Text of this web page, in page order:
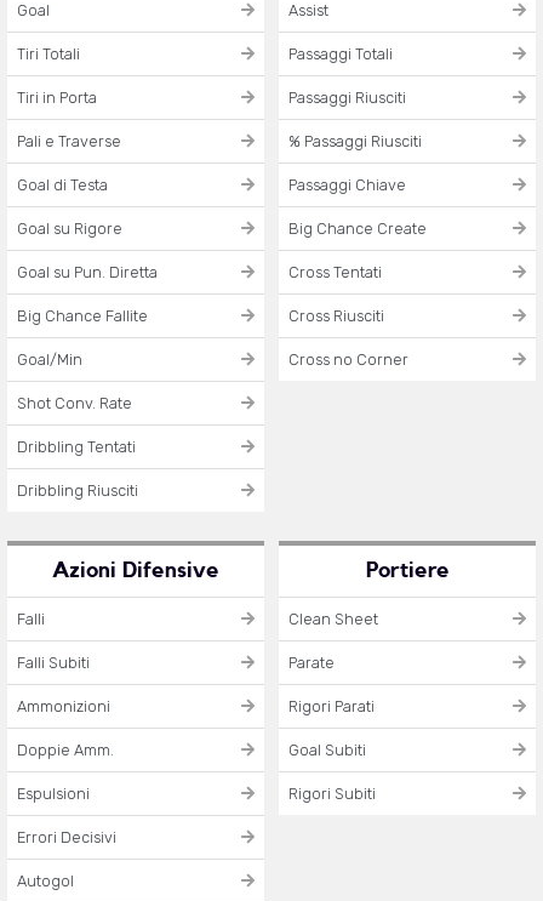
Goal
Tiri Totali
Tiri in Porta
Pali e Traverse
Goal di Testa
Goal su Rigore
Goal su Pun. Diretta
Big Chance Fallite
Goal/Min
Shot Conv. Rate
Dribbling Tentati
Dribbling Riusciti
Assist
Passaggi Totali
Passaggi Riusciti
% Passaggi Riusciti
Passaggi Chiave
Big Chance Create
Cross Tentati
Cross Riusciti
Cross no Corner
Azioni Difensive
Falli
Falli Subiti
Ammonizioni
Doppie Amm.
Espulsioni
Errori Decisivi
Autogol
Portiere
Clean Sheet
Parate
Rigori Parati
Goal Subiti
Rigori Subiti